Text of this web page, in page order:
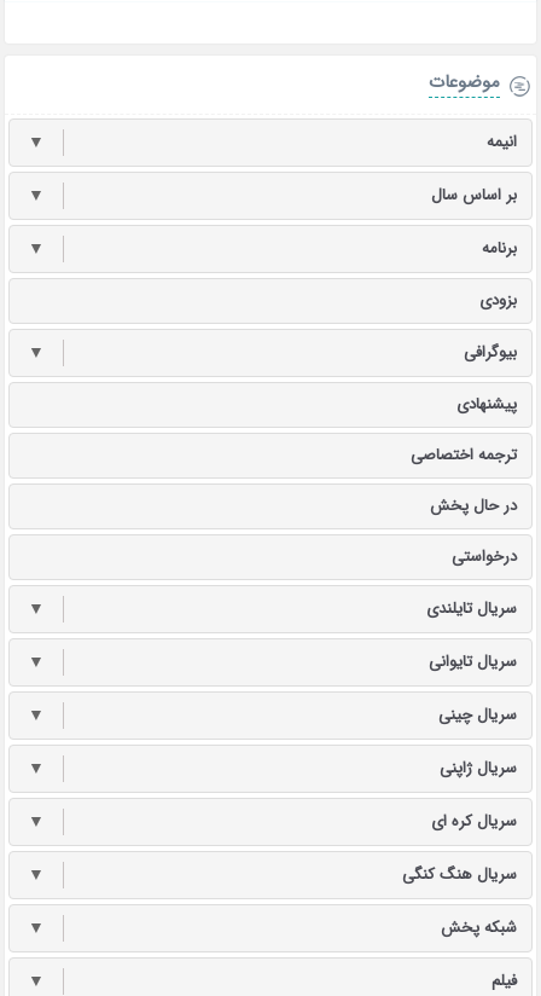
موضوعات
انیمه ▼
بر اساس سال ▼
برنامه ▼
بزودی
بیوگرافی ▼
پیشنهادی
ترجمه اختصاصی
در حال پخش
درخواستی
سریال تایلندی ▼
سریال تایوانی ▼
سریال چینی ▼
سریال ژاپنی ▼
سریال کره ای ▼
سریال هنگ کنگی ▼
شبکه پخش ▼
فیلم ▼